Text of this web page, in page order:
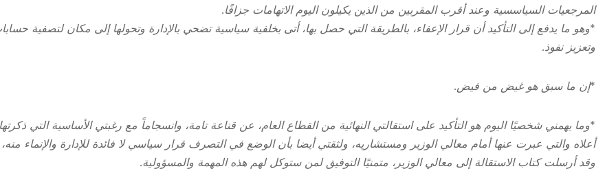
المرجعيات السياسسية وعند أقرب المقربين من الذين يكيلون اليوم الاتهامات جزافًا.
*وهو ما يدفع إلى التأكيد أن قرار الإعفاء، بالطريقة التي حصل بها، أتى بخلفية سياسية تضحي بالإدارة وتحولها إلى مكان لتصفية
وتعزيز نفوذ.
*إن ما سبق هو غيض من فيض.
*وما يهمني شخصيًا اليوم هو التأكيد على استقالتي النهائية من القطاع العام، عن قناعة تامة، وانسجاماً مع رغبتي الأساسية التي
أعلاه والتي عبرت عنها أمام معالي الوزير ومستشاريه، ولثقتي أيضا بأن الوضع في التصرف قرار سياسي لا فائدة للإدارة والإنماء منه،
وقد أرسلت كتاب الاستقالة إلى معالي الوزير، متمنيًا التوفيق لمن ستوكل لهم هذه المهمة والمسؤولية.